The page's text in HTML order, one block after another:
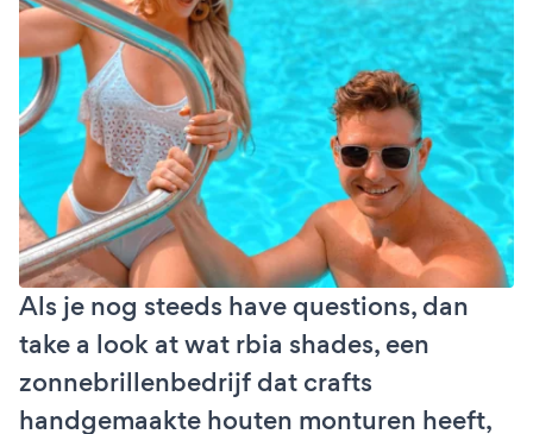
Als je nog steeds have questions, dan
take a look at wat rbia shades, een
zonnebrillenbedrijf dat crafts
handgemaakte houten monturen heeft,